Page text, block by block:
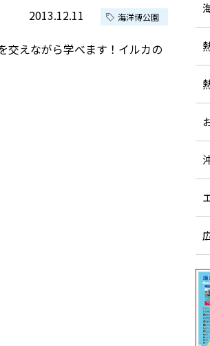
2013.12.11
海洋博公園
交えながら学べます！イルカの